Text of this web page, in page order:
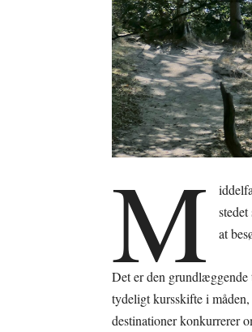
M
at
Det er den
tydeligt kursskifte i
destinationer konkurrerer